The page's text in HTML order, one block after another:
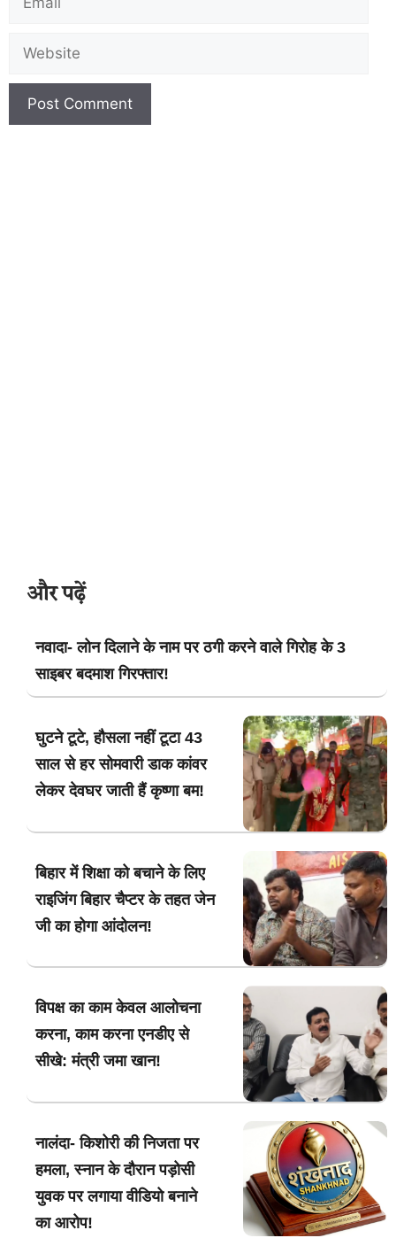
और पढ़ें
नवादा- लोन दिलाने के नाम पर ठगी करने वाले गिरोह के 3
साइबर बदमाश गिरफ्तार!
घुटने टूटे, हौसला नहीं टूटा 43
साल से हर सोमवारी डाक कांवर
लेकर देवघर जाती हैं कृष्णा बम!
बिहार में शिक्षा को बचाने के लिए
राइजिंग बिहार चैप्टर के तहत जेन
जी का होगा आंदोलन!
विपक्ष का काम केवल आलोचना
करना, काम करना एनडीए से
सीखे: मंत्री जमा खान!
नालंदा- किशोरी की निजता पर
हमला, स्नान के दौरान पड़ोसी
युवक पर लगाया वीडियो बनाने
का आरोप!